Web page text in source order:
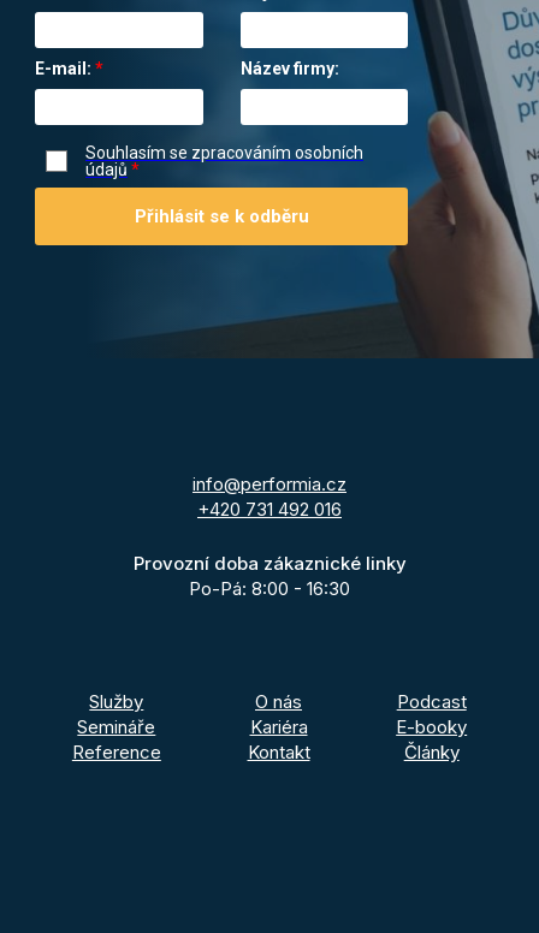
info@performia.cz
+420 731 492 016
Provozní doba zákaznické linky
Po-Pá: 8:00 - 16:30
Služby
Semináře
Reference
O nás
Kariéra
Kontakt
Podcast
E-booky
Články